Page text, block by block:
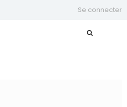
Se connecter